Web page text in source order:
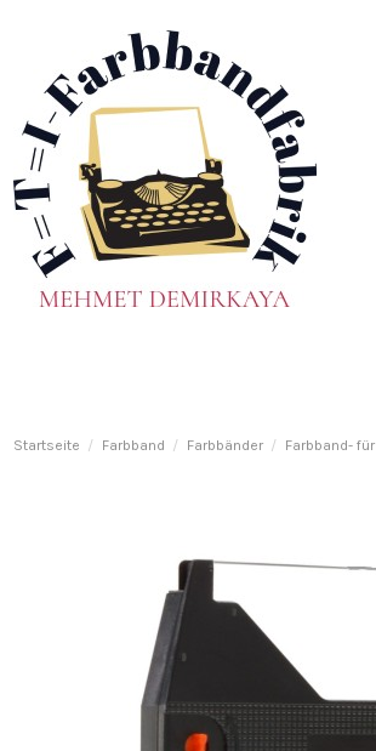
Startseite Farbband Farbbänder Farbband-